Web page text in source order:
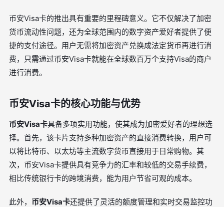
币安Visa卡的推出具有重要的里程碑意义。它不仅解决了加密
货币流动性问题，还为全球范围内的数字资产爱好者提供了便
捷的支付途径。用户无需将加密资产兑换成法定货币再进行消
费，只需通过币安Visa卡就能在全球数百万个支持Visa的商户
进行消费。
币安Visa卡的核心功能与优势
币安Visa卡具备多项实用功能，使其成为加密爱好者的理想选
择。首先，该卡片支持多种加密资产的直接消费转换，用户可
以将比特币、以太坊等主流数字货币直接用于日常购物。其
次，币安Visa卡提供具有竞争力的汇率和较低的交易手续费，
相比传统银行卡的跨境消费，能为用户节省可观的成本。
此外， 币安Visa卡还提供了灵活的额度管理和实时交易监控功